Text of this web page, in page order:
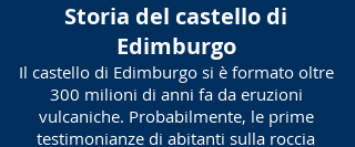
Storia del castello di
Edimburgo
Il castello di Edimburgo si è formato oltre
300 milioni di anni fa da eruzioni
vulcaniche. Probabilmente, le prime
testimonianze di abitanti sulla roccia